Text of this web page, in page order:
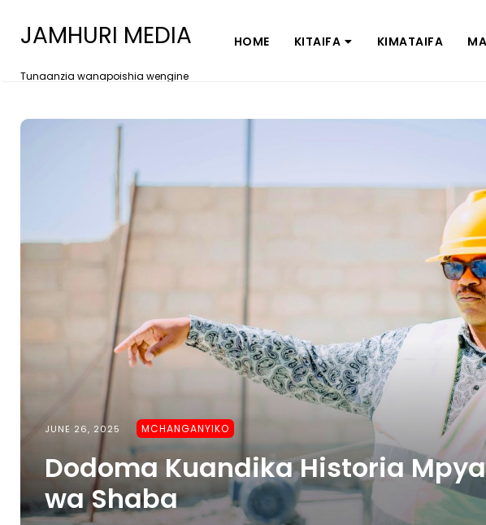
JAMHURI MEDIA
Tunaanzia wanapoishia wengine
HOME KITAIFA KIMATAIFA
JUNE 26, 2025 MCHANGANYIKO
Dodoma Kuandika Historia
wa Shaba